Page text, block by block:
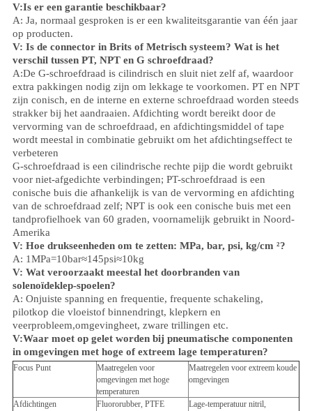
V:Is er een garantie beschikbaar?
A: Ja, normaal gesproken is er een kwaliteitsgarantie van één jaar
op producten.
V: Is de connector in Brits of Metrisch systeem? Wat is het
verschil tussen PT, NPT en G schroefdraad?
A:De G-schroefdraad is cilindrisch en sluit niet zelf af, waardoor
extra pakkingen nodig zijn om lekkage te voorkomen. PT en NPT
zijn conisch, en de interne en externe schroefdraad worden steeds
strakker bij het aandraaien. Afdichting wordt bereikt door de
vervorming van de schroefdraad, en afdichtingsmiddel of tape
wordt meestal in combinatie gebruikt om het afdichtingseffect te
verbeteren
G-schroefdraad is een cilindrische rechte pijp die wordt gebruikt
voor niet-afgedichte verbindingen; PT-schroefdraad is een
conische buis die afhankelijk is van de vervorming en afdichting
van de schroefdraad zelf; NPT is ook een conische buis met een
tandprofielhoek van 60 graden, voornamelijk gebruikt in Noord-
Amerika
V: Hoe drukseenheden om te zetten: MPa, bar, psi, kg/cm ²?
A: 1MPa=10bar≈145psi≈10kg
V: Wat veroorzaakt meestal het doorbranden van
solenoïdeklep-spoelen?
A: Onjuiste spanning en frequentie, frequente schakeling,
pilotkop die vloeistof binnendringt, klepkern en
veerprobleem,omgevingheet, zware trillingen etc.
V:Waar moet op gelet worden bij pneumatische componenten
in omgevingen met hoge of extreem lage temperaturen?
Focus Punt
Maatregelen voor
omgevingen met hoge
temperaturen
Maatregelen voor extreem koude
omgevingen
Afdichtingen Fluororubber, PTFE
Lage-temperatuur nitril,